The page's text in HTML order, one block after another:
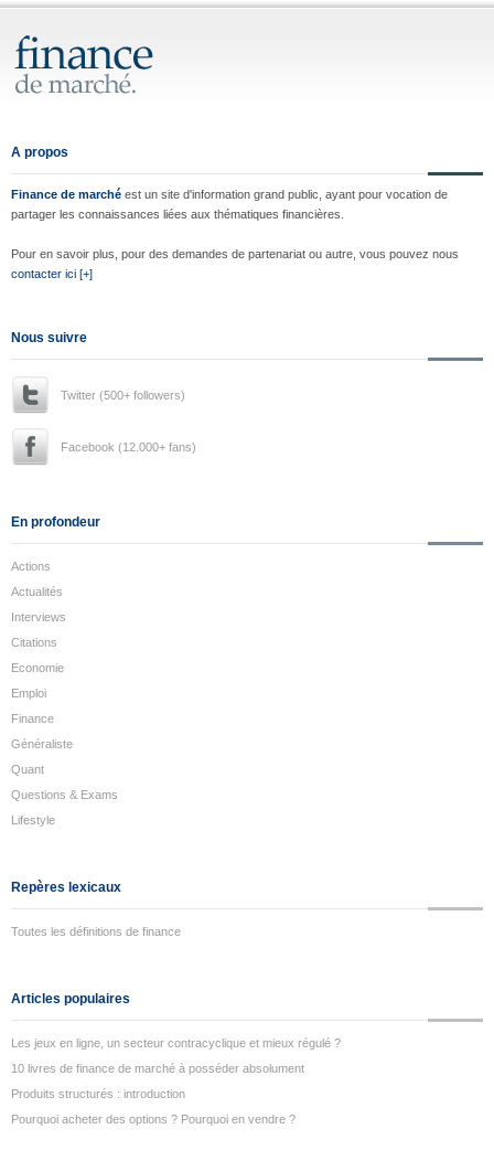
A propos
Finance de marché est un site d'information grand public, ayant pour vocation de
partager les connaissances liées aux thématiques financières.
Pour en savoir plus, pour des demandes de partenariat ou autre, vous pouvez nous
contacter ici [+]
Nous suivre
Twitter (500+ followers)
Facebook (12.000+ fans)
En profondeur
Actions
Actualités
Interviews
Citations
Economie
Emploi
Finance
Généraliste
Quant
Questions & Exams
Lifestyle
Repères lexicaux
Toutes les définitions de finance
Articles populaires
Les jeux en ligne, un secteur contracyclique et mieux régulé ?
10 livres de finance de marché à posséder absolument
Produits structurés : introduction
Pourquoi acheter des options ? Pourquoi en vendre ?